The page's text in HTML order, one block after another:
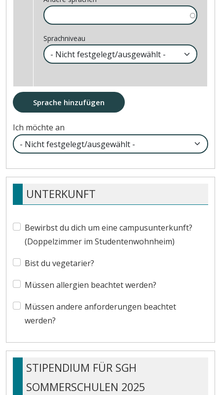
Sprachniveau
Sprache hinzufügen
Ich möchte an
UNTERKUNFT
Bewirbst du dich um eine campusunterkunft?
(Doppelzimmer im Studentenwohnheim)
Bist du vegetarier?
Müssen allergien beachtet werden?
Müssen andere anforderungen beachtet
werden?
STIPENDIUM FÜR SGH
SOMMERSCHULEN 2025